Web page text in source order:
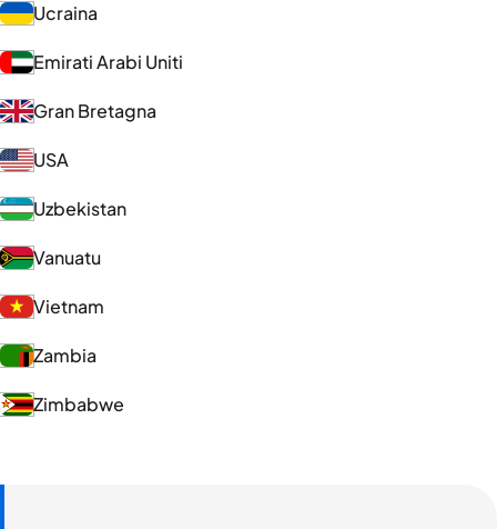
Ucraina
Emirati Arabi Uniti
Gran Bretagna
USA
Uzbekistan
Vanuatu
Vietnam
Zambia
Zimbabwe